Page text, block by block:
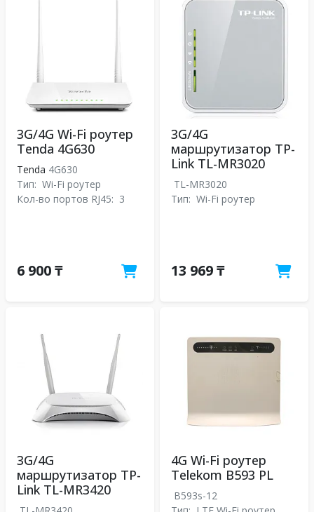
3G/4G Wi-Fi роутер
Tenda 4G630
Tenda 4G630
Тип: Wi-Fi роутер
Кол-во портов RJ45: 3
6 900 ₸
3G/4G
маршрутизатор TP-
Link TL-MR3020
TL-MR3020
Тип: Wi-Fi роутер
13 969 ₸
3G/4G
маршрутизатор TP-
Link TL-MR3420
4G Wi-Fi роутер
Telekom B593 PL
B593s-12